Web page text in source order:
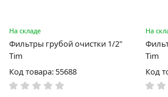
На складе
Фильтры грубой очистки 1/2"
Tim
Код товара: 55688
На
Tim
Код